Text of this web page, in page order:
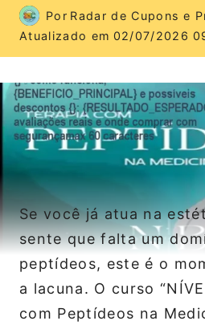
Por Radar de Cupons e
Atualizado em 02/07/2026
Se você já atua na
sente que falta um
peptídeos, este é o
a lacuna. O curso
com Peptídeos na